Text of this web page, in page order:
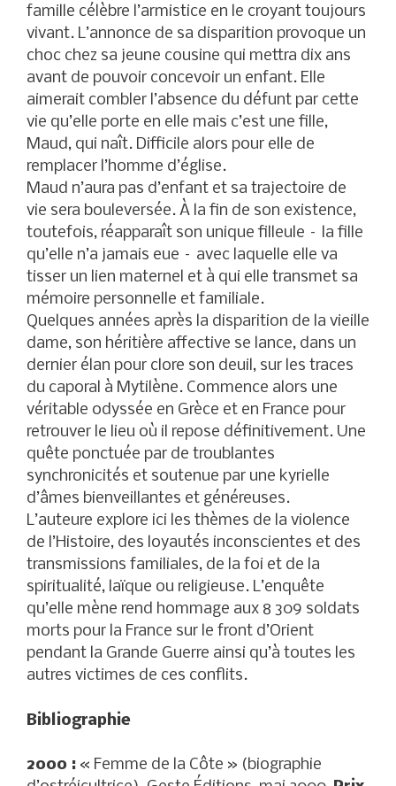
famille célèbre l’armistice en le croyant toujours
vivant. L’annonce de sa disparition provoque un
choc chez sa jeune cousine qui mettra dix ans
avant de pouvoir concevoir un enfant. Elle
aimerait combler l’absence du défunt par cette
vie qu’elle porte en elle mais c’est une fille,
Maud, qui naît. Difficile alors pour elle de
remplacer l’homme d’église.
Maud n’aura pas d’enfant et sa trajectoire de
vie sera bouleversée. À la fin de son existence,
toutefois, réapparaît son unique filleule – la fille
qu’elle n’a jamais eue – avec laquelle elle va
tisser un lien maternel et à qui elle transmet sa
mémoire personnelle et familiale.
Quelques années après la disparition de la vieille
dame, son héritière affective se lance, dans un
dernier élan pour clore son deuil, sur les traces
du caporal à Mytilène. Commence alors une
véritable odyssée en Grèce et en France pour
retrouver le lieu où il repose définitivement. Une
quête ponctuée par de troublantes
synchronicités et soutenue par une kyrielle
d’âmes bienveillantes et généreuses.
L’auteure explore ici les thèmes de la violence
de l’Histoire, des loyautés inconscientes et des
transmissions familiales, de la foi et de la
spiritualité, laïque ou religieuse. L’enquête
qu’elle mène rend hommage aux 8 309 soldats
morts pour la France sur le front d’Orient
pendant la Grande Guerre ainsi qu’à toutes les
autres victimes de ces conflits.
Bibliographie
2000 : « Femme de la Côte » (biographie